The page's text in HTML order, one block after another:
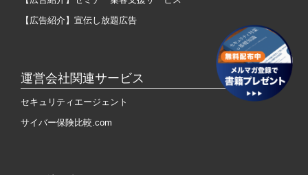
【広告紹介】宣伝し放題広告
運営会社関連サービス
セキュリティエージェント
サイバー保険比較.com